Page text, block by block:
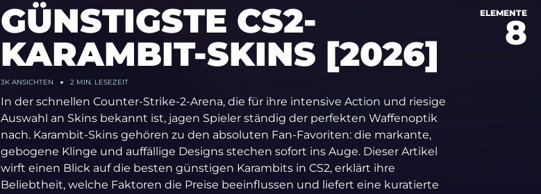
GÜNSTIGSTE CS2-
KARAMBIT-SKINS [2026]
ELEMENTE
8
3KANSICHTEN 2 MIN. LESEZEIT
In der schnellen Counter-Strike-2-Arena, die für ihre intensive Action und riesige
Auswahl an Skins bekannt ist, jagen Spieler ständig der perfekten Waffenoptik
nach. Karambit-Skins gehören zu den absoluten Fan-Favoriten: die markante,
gebogene Klinge und auffällige Designs stechen sofort ins Auge. Dieser Artikel
wirft einen Blick auf die besten günstigen Karambits in CS2, erklärt ihre
Beliebtheit, welche Faktoren die Preise beeinflussen und liefert eine kuratierte